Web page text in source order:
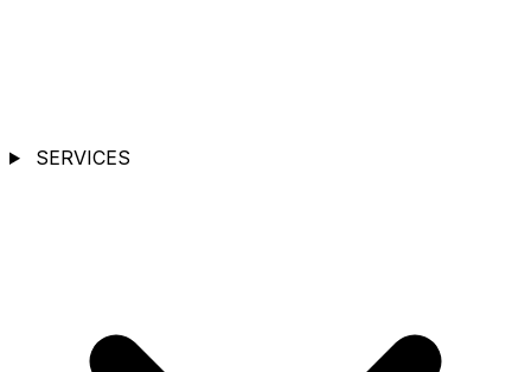
SERVICES